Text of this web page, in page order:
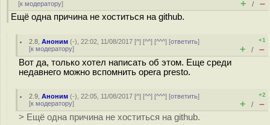
[к модератору] + / –
Ещё одна причина не хоститься на github.
2.8 ,Аноним (-), 22:02, 11/08/2017 [^] [^^] [^^^] [ответить]
[к модератору]
+1
+ / –
Вот да, только хотел написать об этом. Еще среди
недавнего можно вспомнить opera presto.
2.9 ,Аноним (-), 22:05, 11/08/2017 [^] [^^] [^^^] [ответить]
[к модератору]
+2
+ / –
> Ещё одна причина не хоститься на github.